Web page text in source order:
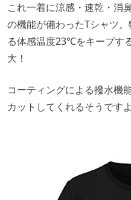
これ一着に涼感・速乾・消
の機能が備わったTシャツ
る体感温度23℃をキープす
大！
コーティングによる撥水機
カットしてくれるそうですよ